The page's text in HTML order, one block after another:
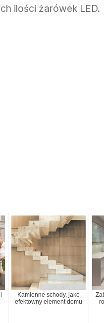
ilości żarówek LED.
Kamienne schody, jako
efektowny element domu